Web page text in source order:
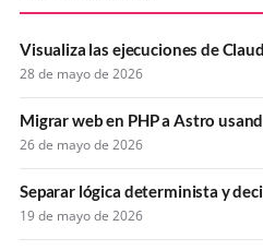
Visualiza las ejecuciones de
28 de mayo de 2026
Migrar web en PHP a Astro
26 de mayo de 2026
Separar lógica determinista y
19 de mayo de 2026